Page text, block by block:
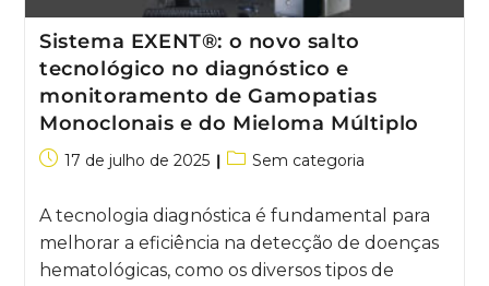
Sistema EXENT®: o novo salto
tecnológico no diagnóstico e
monitoramento de Gamopatias
Monoclonais e do Mieloma Múltiplo
17 de julho de 2025 Sem categoria
A tecnologia diagnóstica é fundamental para
melhorar a eficiência na detecção de doenças
hematológicas, como os diversos tipos de